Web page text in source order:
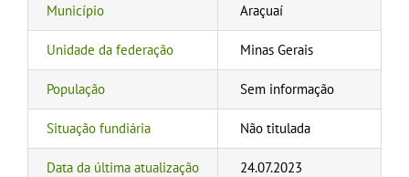
Município Araçuaí
Unidade da federação Minas Gerais
População Sem informação
Situação fundiária Não titulada
Data da última atualização 24.07.2023